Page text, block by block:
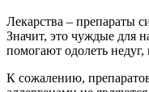
Лекарства – препараты
Значит, это чуждые для
помогают одолеть
К сожалению,